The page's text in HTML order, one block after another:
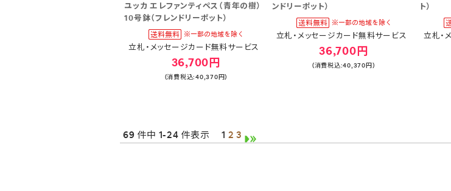
ユッカ エレファンティペス（青年の樹）
10号鉢（フレンドリーポット）
立札・メッセージカード無料サービス
36,700円
(消費税込:40,370円)
ンドリーポット）
立札・メッセージカード無料サービス
36,700円
(消費税込:40,370円)
ト）
立札・
69 件中 1-24 件表示 1 2 3